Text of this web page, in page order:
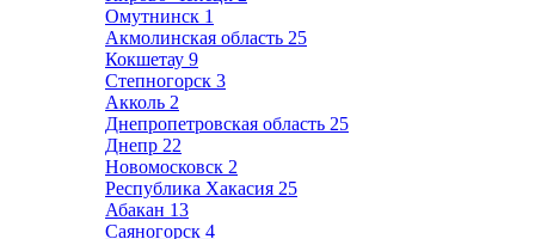
Омутнинск 1
Акмолинская область 25
Кокшетау 9
Степногорск 3
Акколь 2
Днепропетровская область 25
Днепр 22
Новомосковск 2
Республика Хакасия 25
Абакан 13
Саяногорск 4